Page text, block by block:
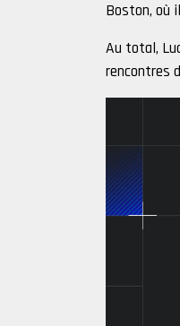
Boston, où
Au total,
rencontres